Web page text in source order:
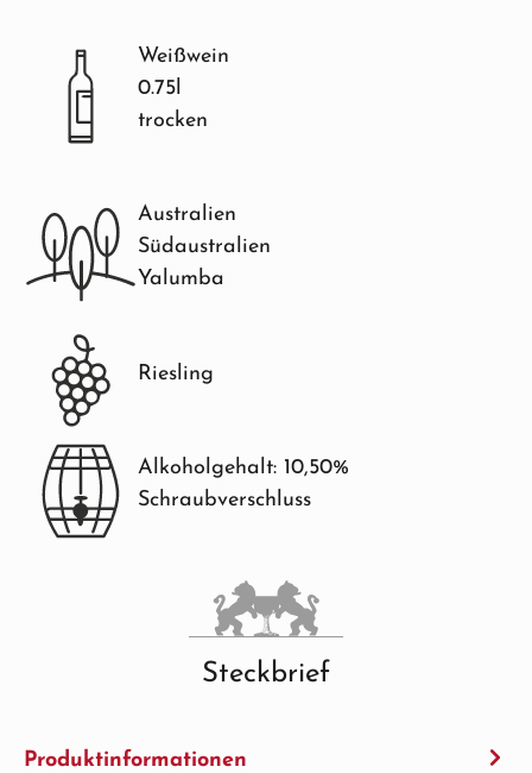
Weißwein
0.75l
trocken
Australien
Südaustralien
Yalumba
Riesling
Alkoholgehalt: 10,50%
Schraubverschluss
Steckbrief
Produktinformationen